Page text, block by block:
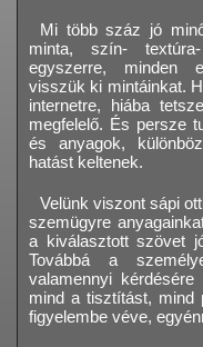
Mi több száz jó
minta, szín-
egyszerre, minden
visszük ki mintáinkat.
internetre, hiába
megfelelő. És persze
és anyagok,
hatást keltenek.
Velünk viszont sápi
szemügyre
a kiválasztott szövet
Továbbá a
valamennyi
mind a tisztítást, mind
figyelembe véve,